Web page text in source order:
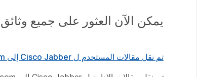
يمكن الآن العثور على جميع وثائق Jabber على
تم نقل مقالات المستخدم ل Cisco Jabber إلى Cisco.com. تم تجميعها في